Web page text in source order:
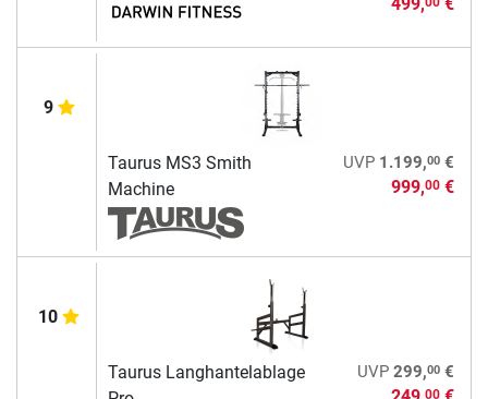
9
Taurus MS3 Smith
Machine
UVP 1.199,00€
999,00€
10
Taurus Langhantelablage
UVP 299,00€
00